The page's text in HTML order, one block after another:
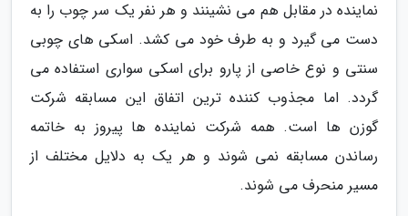
نماینده در مقابل هم می نشینند و هر نفر یک سر چوب را به
دست می گیرد و به طرف خود می کشد. اسکی های چوبی
سنتی و نوع خاصی از پارو برای اسکی سواری استفاده می
گردد. اما مجذوب کننده ترین اتفاق این مسابقه شرکت
گوزن ها است. همه شرکت نماینده ها پیروز به خاتمه
رساندن مسابقه نمی شوند و هر یک به دلایل مختلف از
مسیر منحرف می شوند.